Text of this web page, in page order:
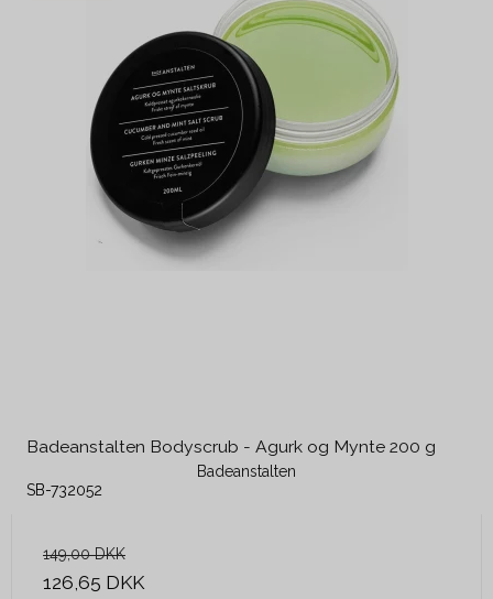
Badeanstalten Bodyscrub - Agurk og Mynte 200 g
Badeanstalten
SB-732052
149,00 DKK
126,65 DKK